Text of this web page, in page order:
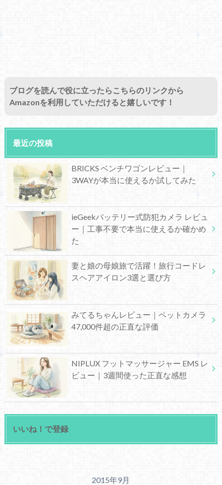
ブログを読んで役に立ったらこちらのリンクから
Amazonを利用していただけると嬉しいです！
最近の投稿
BRICKS ベンチワゴンレビュー｜
3WAYが本当に使えるか試してみた
ieGeekバッテリー式防犯カメラ レビュ
ー｜工事不要で本当に使えるか確かめ
た
妻と娘の母娘旅で活躍！旅行コードレ
スヘアアイロン3選と選び方
みてるちゃんレビュー｜ペットカメラ
47,000件超の正直な評価
NIPLUX フットマッサージャー EMS レ
ビュー｜3週間使った正直な感想
いいね！で登録
2015年9月